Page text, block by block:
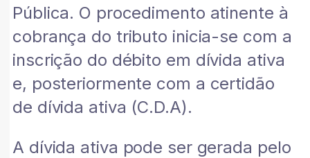
Pública. O procedimento atinente à
cobrança do tributo inicia-se com a
inscrição do débito em dívida ativa
e, posteriormente com a certidão
de dívida ativa (C.D.A).
A dívida ativa pode ser gerada pelo